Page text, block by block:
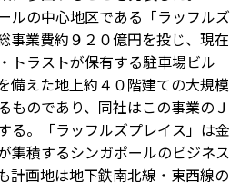
ルの中心地区である「ラッフルズ
事業費約９２０億円を投じ、現在
トラストが保有する駐車場ビル
備えた地上約４０階建ての大規模
ものであり、同社はこの事業のＪ
る。「ラッフルズプレイス」は金
集積するシンガポールのビジネス
計画地は地下鉄南北線・東西線の